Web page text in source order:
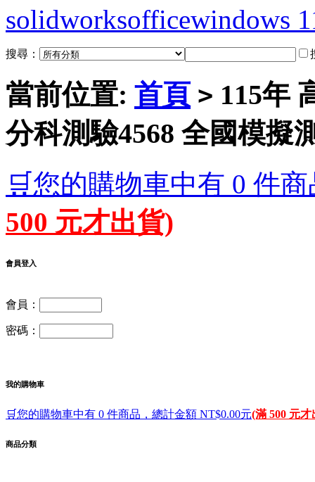
solidworksofficewindows
搜尋：
當前位置: 首頁 > 115年
分科測驗4568 全國模擬
🛒您的購物車中有 0 件
500 元才出貨)
會員登入
會員：
密碼：
我的購物車
🛒您的購物車中有 0 件商品，總計金額 NT$0.00元(滿 500 元才
商品分類